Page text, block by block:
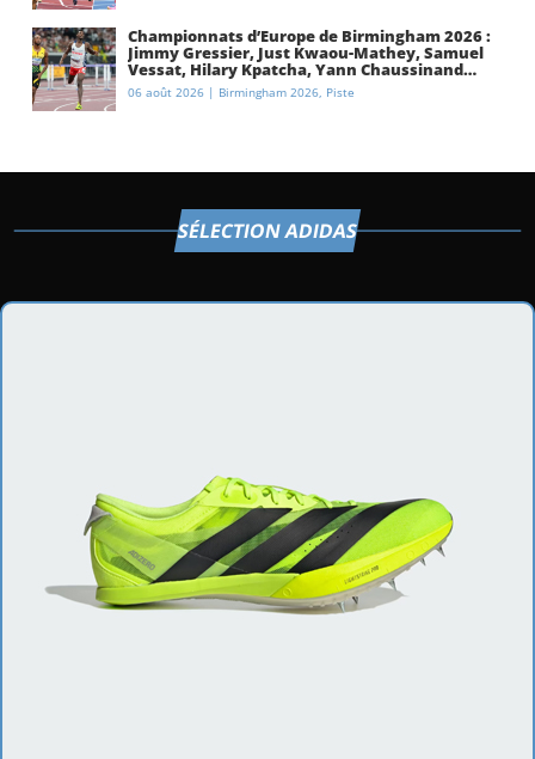
Championnats d’Europe de Birmingham 2026 :
Jimmy Gressier, Just Kwaou-Mathey, Samuel
Vessat, Hilary Kpatcha, Yann Chaussinand…
Présentation de l’équipe de France
d’athlétisme
06 août 2026 | Birmingham 2026, Piste
SÉLECTION ADIDAS